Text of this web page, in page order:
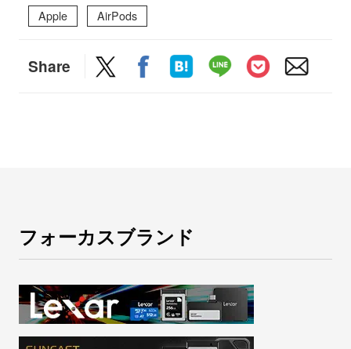
Apple
AirPods
Share
フォーカスブランド